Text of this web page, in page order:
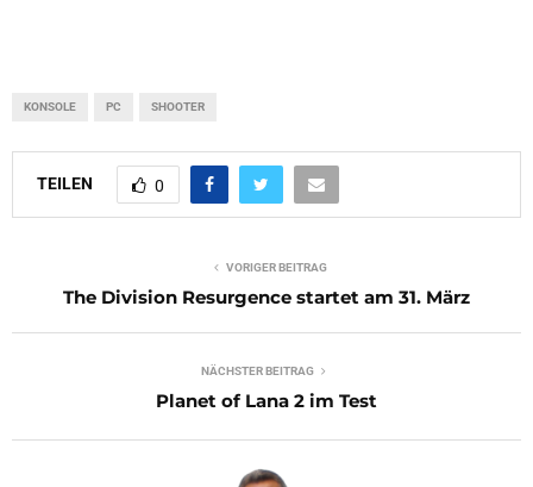
KONSOLE PC SHOOTER
TEILEN 0
VORIGER BEITRAG
The Division Resurgence startet am 31. März
NÄCHSTER BEITRAG
Planet of Lana 2 im Test